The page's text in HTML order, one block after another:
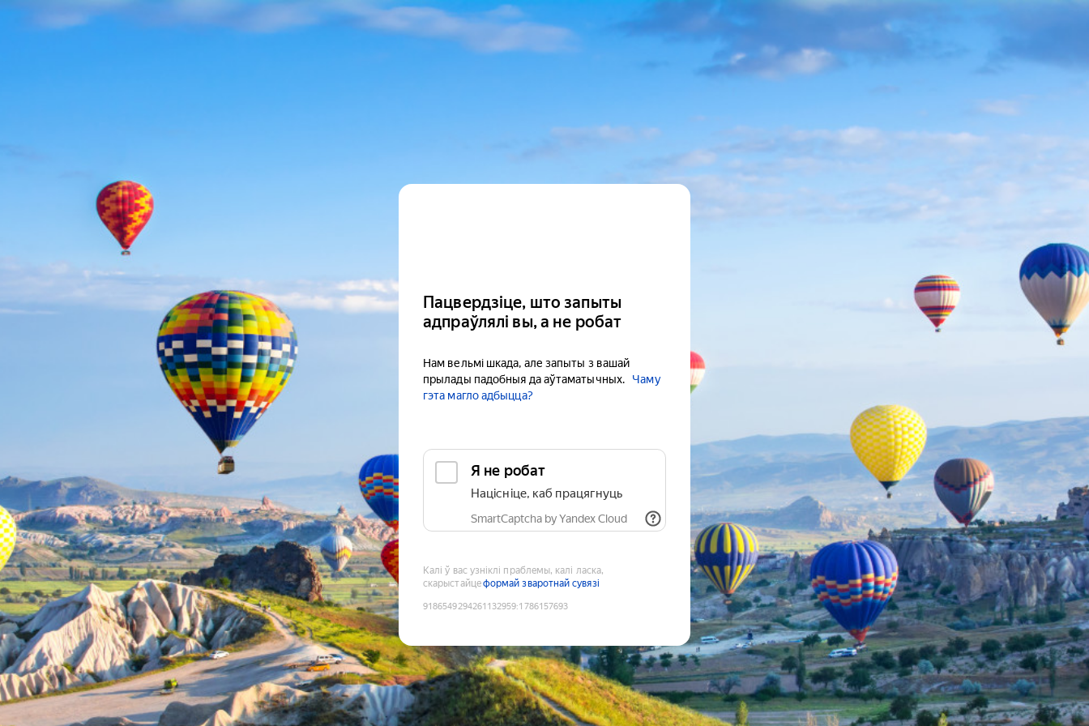
Пацвердзіце, што запыты
адпраўлялі вы, а не робат
Нам вельмі шкада, але запыты з вашай
прылады падобныя да аўтаматычных.
Чаму
гэта магло адбыцца?
Я не робат
Націсніце, каб працягнуць
SmartCaptcha by Yandex Cloud
Калі ў вас узніклі праблемы, калі ласка,
скарыстайцеформай зваротнай сувязі
9186549294261132959:1786157693